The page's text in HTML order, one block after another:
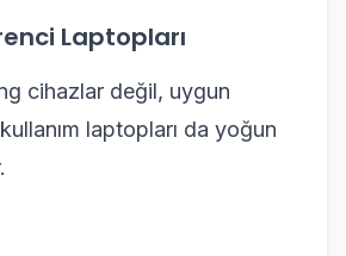
Laptopları
cihazlar değil, uygun
laptopları da yoğun